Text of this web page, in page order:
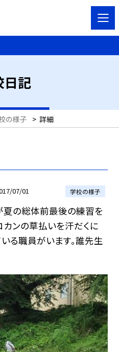
日記
の様子 > 詳細
07/01 学校の様子
夏の総体前最後の練習を
カンの草払いを汗だくに
る職員がいます。誰先生